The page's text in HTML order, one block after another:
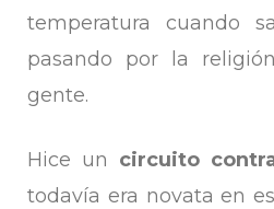
temperatura cuando
pasando por la
gente.
Hice un circuito
todavía era novata en